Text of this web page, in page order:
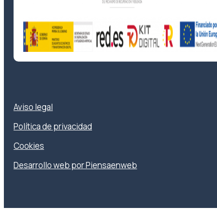
Aviso legal
Política de privacidad
Cookies
Desarrollo web por Piensaenweb